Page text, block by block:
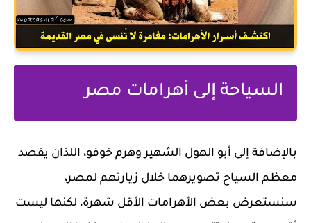
السياحة إلى أهرامات مصر
بالإضافة إلى أبو الهول الشهير وهرم خوفو، اللذان يقصد
معظم السياح تصويرهما خلال زيارتهم لمصر،
سنستعرض بعض الأهرامات الأقل شهرة، لكنها ليست